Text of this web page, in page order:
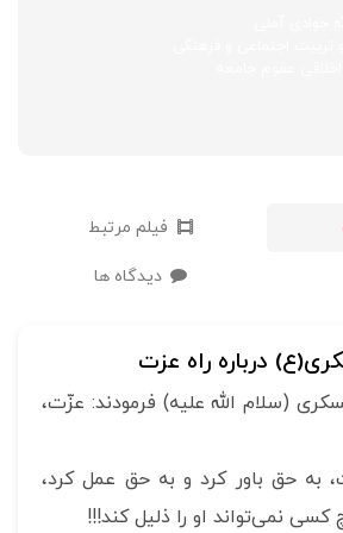
فیلم مرتبط
دیدگاه ها
درباره راه عزت
(سلام الله علیه) فرمودند: عزّت،
حق باور کرد و به حق عمل کرد،
نمی‌تواند او را ذلیل كند!!!